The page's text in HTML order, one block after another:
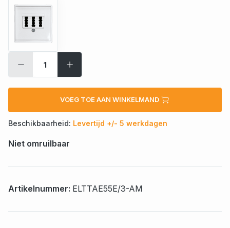
VOEG TOE AAN WINKELMAND
Beschikbaarheid: Levertijd +/- 5 werkdagen
Niet omruilbaar
Artikelnummer: ELTTAE55E/3-AM